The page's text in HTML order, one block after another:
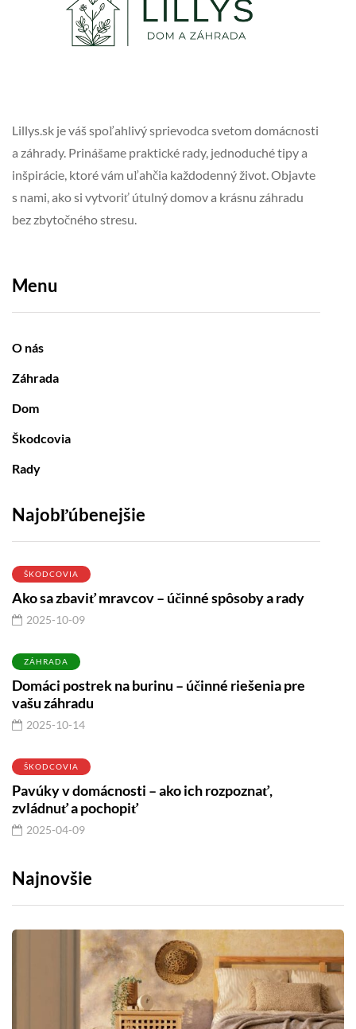
Lillys.sk je váš spoľahlivý sprievodca svetom domácnosti
a záhrady. Prinášame praktické rady, jednoduché tipy a
inšpirácie, ktoré vám uľahčia každodenný život. Objavte
s nami, ako si vytvoriť útulný domov a krásnu záhradu
bez zbytočného stresu.
Menu
O nás
Záhrada
Dom
Škodcovia
Rady
Najobľúbenejšie
ŠKODCOVIA
Ako sa zbaviť mravcov – účinné spôsoby a rady
2025-10-09
ZÁHRADA
Domáci postrek na burinu – účinné riešenia pre
vašu záhradu
2025-10-14
ŠKODCOVIA
Pavúky v domácnosti – ako ich rozpoznať,
zvládnuť a pochopiť
2025-04-09
Najnovšie